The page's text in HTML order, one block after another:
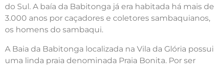
do Sul. A baía da Babitonga já era habitada há mais de
3.000 anos por caçadores e coletores sambaquianos,
os homens do sambaqui.
A Baia da Babitonga localizada na Vila da Glória possui
uma linda praia denominada Praia Bonita. Por ser